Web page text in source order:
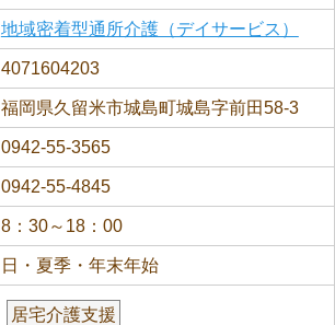
地域密着型通所介護（デイサービス）
4071604203
福岡県久留米市城島町城島字前田58-3
0942-55-3565
0942-55-4845
8：30～18：00
日・夏季・年末年始
居宅介護支援